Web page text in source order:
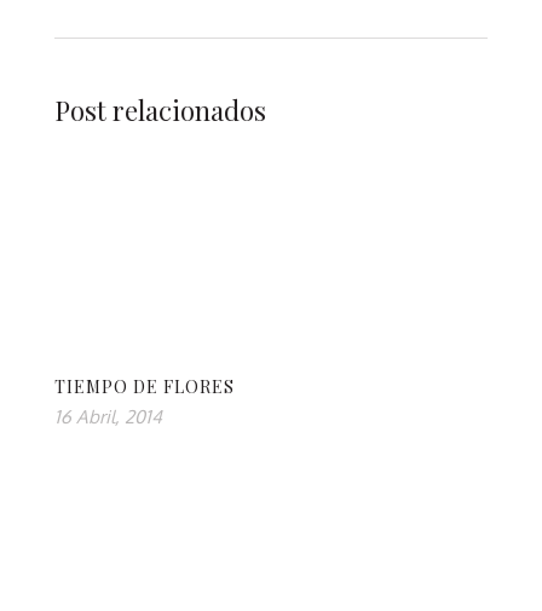
Post relacionados
TIEMPO DE FLORES
16 Abril, 2014